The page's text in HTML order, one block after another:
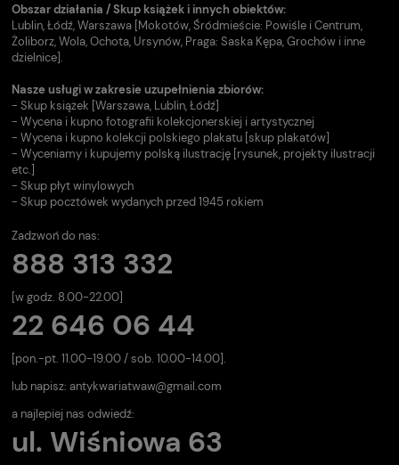
Obszar działania / Skup książek i innych obiektów:
Lublin, Łódź, Warszawa [Mokotów, Śródmieście: Powiśle i Centrum,
Żoliborz, Wola, Ochota, Ursynów, Praga: Saska Kępa, Grochów i inne
dzielnice].
Nasze usługi w zakresie uzupełnienia zbiorów:
- Skup książek [Warszawa, Lublin, Łódź]
- Wycena i kupno fotografii kolekcjonerskiej i artystycznej
- Wycena i kupno kolekcji polskiego plakatu [skup plakatów]
- Wyceniamy i kupujemy polską ilustrację [rysunek, projekty ilustracji
etc.]
- Skup płyt winylowych
- Skup pocztówek wydanych przed 1945 rokiem
Zadzwoń do nas:
888 313 332
[w godz. 8.00-22.00]
22 646 06 44
[pon.-pt. 11.00-19.00 / sob. 10.00-14.00].
lub napisz: antykwariatwaw@gmail.com
a najlepiej nas odwiedź:
ul. Wiśniowa 63